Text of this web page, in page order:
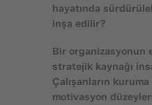
hayatında
inşa edilir?
Bir organizasyonun
stratejik kaynağı
Çalışanların kuruma
motivasyon